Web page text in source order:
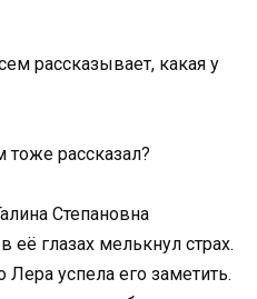
рассказывает, какая у
тоже рассказал?
Степановна
её глазах мелькнул страх.
успела его заметить.